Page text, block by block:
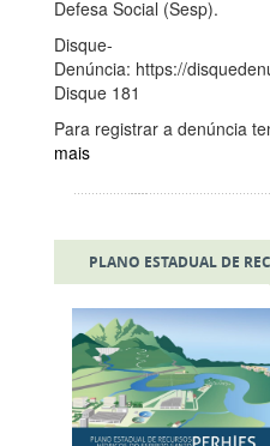
Defesa Social (Sesp).
Disque-
Denúncia: https://
Disque 181
Para registrar a denúncia
mais
PLANO ESTADUAL DE